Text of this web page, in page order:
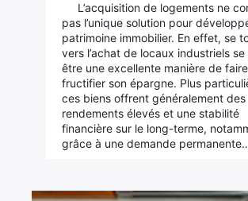
L’acquisition de logements ne
pas l’unique solution pour
patrimoine immobilier. En effet, se
vers l’achat de locaux industriels
être une excellente manière de faire
fructifier son épargne. Plus
ces biens offrent généralement des
rendements élevés et une stabilité
financière sur le long-terme,
grâce à une demande